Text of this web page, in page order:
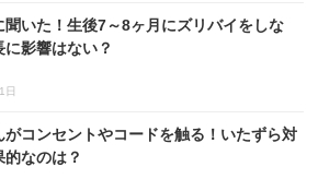
聞いた！生後7～8ヶ月にズリバイをしな
影響はない？
日
がコンセントやコードを触る！いたずら対
的なのは？